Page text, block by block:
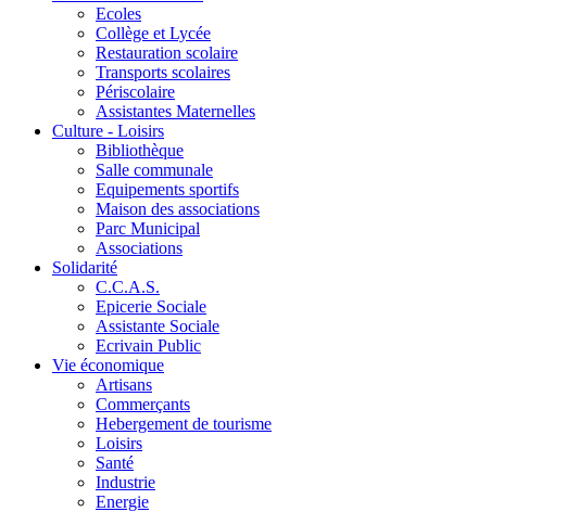
Ecoles
Collège et Lycée
Restauration scolaire
Transports scolaires
Périscolaire
Assistantes Maternelles
Culture - Loisirs
Bibliothèque
Salle communale
Equipements sportifs
Maison des associations
Parc Municipal
Associations
Solidarité
C.C.A.S.
Epicerie Sociale
Assistante Sociale
Ecrivain Public
Vie économique
Artisans
Commerçants
Hebergement de tourisme
Loisirs
Santé
Industrie
Energie